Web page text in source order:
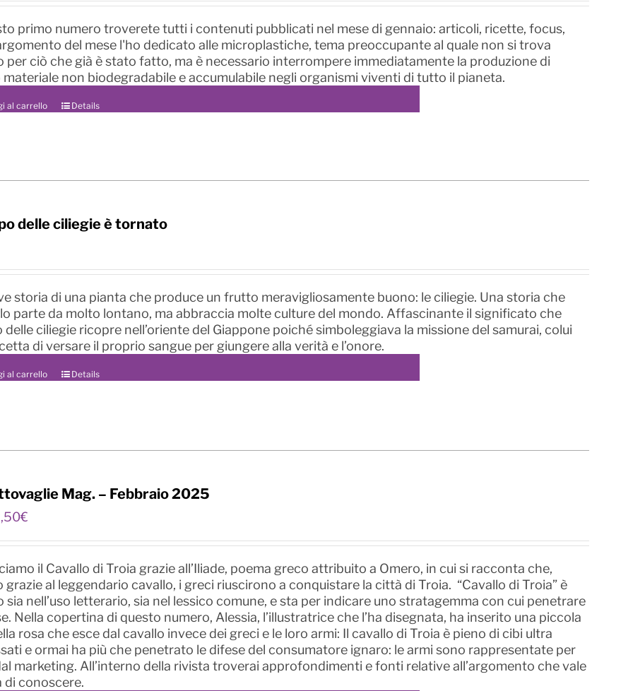
attuale
è:
1,00€.
primo numero troverete tutti i contenuti pubblicati nel mese di gennaio: articoli, ricette, focus,
del mese l'ho dedicato alle microplastiche, tema preoccupante al quale non si trova
per ciò che già è stato fatto, ma è necessario interrompere immediatamente la produzione di
materiale non biodegradabile e accumulabile negli organismi viventi di tutto il pianeta.
al carrello Details
delle ciliegie è tornato
storia di una pianta che produce un frutto meravigliosamente buono: le ciliegie. Una storia che
parte da molto lontano, ma abbraccia molte culture del mondo. Affascinante il significato che
delle ciliegie ricopre nell’oriente del Giappone poiché simboleggiava la missione del samurai, colui
di versare il proprio sangue per giungere alla verità e l’onore.
al carrello Details
Mag. – Febbraio 2025
€
attuale
è:
2,50€.
il Cavallo di Troia grazie all’Iliade, poema greco attribuito a Omero, in cui si racconta che,
grazie al leggendario cavallo, i greci riuscirono a conquistare la città di Troia. “Cavallo di Troia” è
sia nell’uso letterario, sia nel lessico comune, e sta per indicare uno stratagemma con cui penetrare
Nella copertina di questo numero, Alessia, l’illustratrice che l’ha disegnata, ha inserito una piccola
rosa che esce dal cavallo invece dei greci e le loro armi: Il cavallo di Troia è pieno di cibi ultra
e ormai ha più che penetrato le difese del consumatore ignaro: le armi sono rappresentate per
marketing. All’interno della rivista troverai approfondimenti e fonti relative all’argomento che vale
di conoscere.